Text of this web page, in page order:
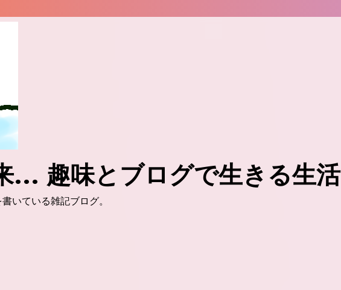
... 趣味とブログで生きる生活
いている雑記ブログ。